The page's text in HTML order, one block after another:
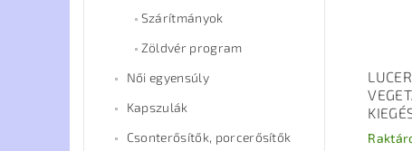
Szárítmányok
Zöldvér program
Női egyensúly
Kapszulák
Csonterősítők, porcerősítők